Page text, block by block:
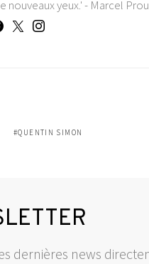
nouveaux yeux.' - Marcel
QUENTIN SIMON
dernières news